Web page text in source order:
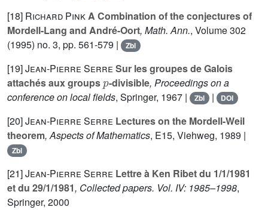
[18] Richard PinkA Combination of the conjectures of
Mordell-Lang and André-Oort, Math. Ann., Volume 302
(1995) no. 3, pp. 561-579 |
Zbl
[19]Jean-Pierre Serre Sur les groupes de Galois
attachés aux groups
p
-divisible, Proceedings on a
conference on local fields, Springer, 1967 | Zbl | DOI
[20]Jean-Pierre Serre Lectures on the Mordell-Weil
theorem, Aspects of Mathematics, E15, Viehweg, 1989 |
Zbl
[21]Jean-Pierre Serre Lettre à Ken Ribet du 1/1/1981
et du 29/1/1981, Collected papers. Vol. IV: 1985–1998,
Springer, 2000